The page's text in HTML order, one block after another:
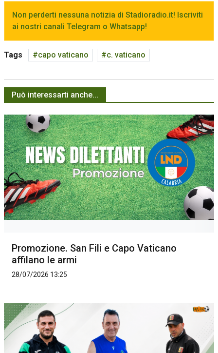
Non perderti nessuna notizia di Stadioradio.it! Iscriviti
ai nostri canali Telegram o Whatsapp!
Tags capo vaticano c. vaticano
Può interessarti anche...
Promozione. San Fili e Capo Vaticano
affilano le armi
28/07/2026 13:25